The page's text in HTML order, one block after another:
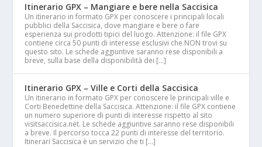
Itinerario GPX – Mangiare e bere nella Saccisica
Un itinerario in formato GPX per conoscere i principali locali
pubblici della Saccisica, dove mangiare e bere o fare
esperienza sui prodotti tipici del luogo. Attenzione: il file GPX
contiene circa 50 punti di interesse esclusivi che NON trovi su
questo sito. Le schede aggiuntive saranno rese disponibili a
breve, sulla base della disponibilità dei […]
Itinerario GPX – Ville e Corti della Saccisica
Un itinerario in formato GPX per conoscere le principali ville e
Corti Benedettine della Saccisica. Attenzione: il file GPX contiene
un numero superiore di punti di interesse rispetto al sito
visitsaccisica.net. Le schede aggiuntive saranno rese disponibili
a breve. Il percorso tocca 22 punti di interesse del territorio.
Itinerari Saccisica è un servizio che ti […]